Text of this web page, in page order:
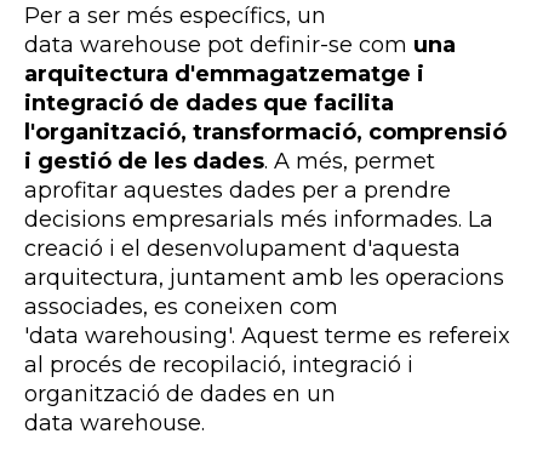
Per a ser més específics, un
data warehouse pot definir-se com una
arquitectura d'emmagatzematge i
integració de dades que facilita
l'organització, transformació, comprensió
i gestió de les dades. A més, permet
aprofitar aquestes dades per a prendre
decisions empresarials més informades. La
creació i el desenvolupament d'aquesta
arquitectura, juntament amb les operacions
associades, es coneixen com
'data warehousing'. Aquest terme es refereix
al procés de recopilació, integració i
organització de dades en un
data warehouse.